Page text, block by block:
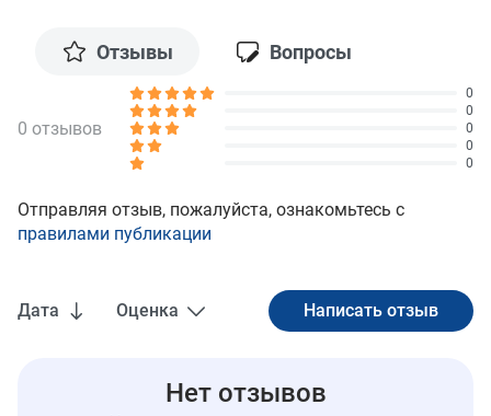
Отзывы Вопросы
Дата Оценка
Нет отзывов
0 отзывов
0
0
0
0
0
Отправляя отзыв, пожалуйста, ознакомьтесь с
правилами публикации